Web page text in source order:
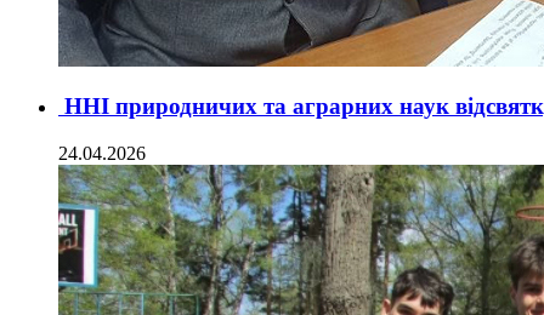
ННІ природничих та аграрних наук
24.04.2026